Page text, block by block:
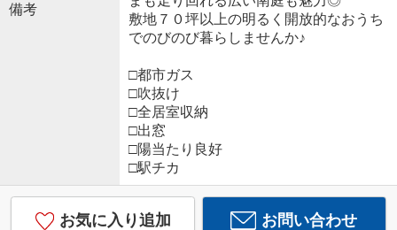
備考
敷地７０坪以上の明るく開放的なおうち
でのびのび暮らしませんか♪
□都市ガス
□吹抜け
□全居室収納
□出窓
□陽当たり良好
□駅チカ
お気に入り追加 お問い合わせ